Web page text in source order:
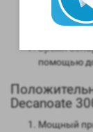
Степень
Форма
Время
помощью
Decanoate
Мощный